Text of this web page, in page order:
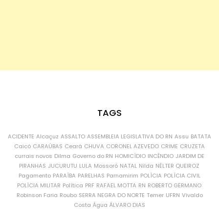
TAGS
ACIDENTE Alcaçuz ASSALTO ASSEMBLEIA LEGISLATIVA DO RN Assu BATATA
Caicó CARAÚBAS Ceará CHUVA CORONEL AZEVEDO CRIME CRUZETA
currais novos Dilma Governo do RN HOMICÍDIO INCÊNDIO JARDIM DE
PIRANHAS JUCURUTU LULA Mossoró NATAL Nilda NÉLTER QUEIROZ
Pagamento PARAÍBA PARELHAS Parnamirim POLÍCIA POLÍCIA CIVIL
POLÍCIA MILITAR Política PRF RAFAEL MOTTA RN ROBERTO GERMANO
Robinson Faria Roubo SERRA NEGRA DO NORTE Temer UFRN Vivaldo
Costa Água ÁLVARO DIAS